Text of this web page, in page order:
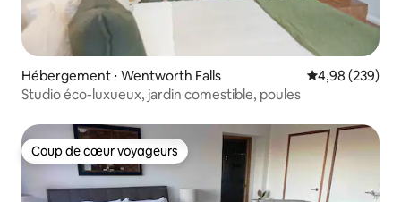
Hébergement ⋅ Wentworth Falls Évaluation
4,98 (239)
Studio éco-luxueux, jardin comestible, poules
Coup de cœur voyageurs
Coup de cœur voyageurs